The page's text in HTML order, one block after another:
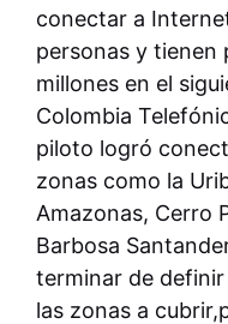
conectar a
personas y tienen
millones en el
Colombia
piloto logró
zonas como la
Amazonas, Cerro
Barbosa
terminar de
las zonas a